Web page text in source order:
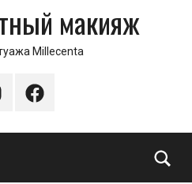
макияж
Millecenta
Facebook